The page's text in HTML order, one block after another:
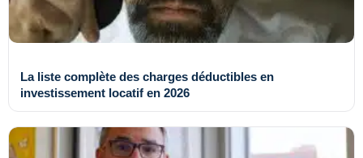
La liste complète des charges déductibles en
investissement locatif en 2026